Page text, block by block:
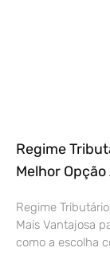
Regime
Melhor
Regime
Mais Vantajosa
como a escolha